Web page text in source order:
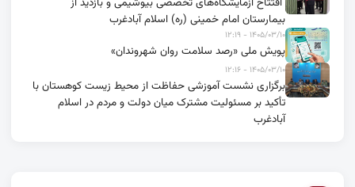
بیمارستان امام خمینی (ره) اسلام آبادغرب
۱۴۰۵/۰۳/۱۰ - ۱۲:۱۹
پویش ملی «رصد سلامت روان شهروندان»
۱۴۰۵/۰۳/۱۰ - ۱۲:۱۶
برگزاری نشست آموزشی حفاظت از محیط زیست کوهستان با
تأکید بر مسئولیت مشترک میان دولت و مردم در اسلام
آبادغرب